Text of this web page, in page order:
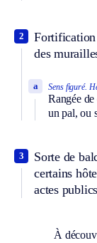
Fortification
des
2
Sens figuré.
Rangée
un pal, ou
a
Sorte de
certains
actes
3
À